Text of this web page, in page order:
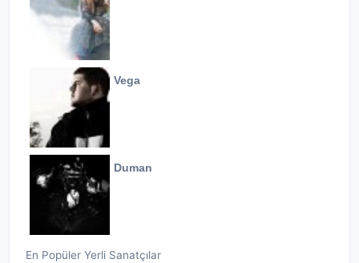
Vega
Duman
En Popüler Yerli Sanatçılar